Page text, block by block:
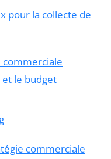
pour la collecte de
commerciale
et le budget
commerciale